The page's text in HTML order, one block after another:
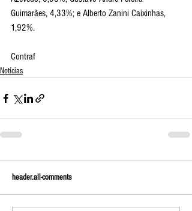
Guimarães, 4,33%; e Alberto Zanini Caixinhas,
1,92%.
Contraf
Notícias
header.all-comments